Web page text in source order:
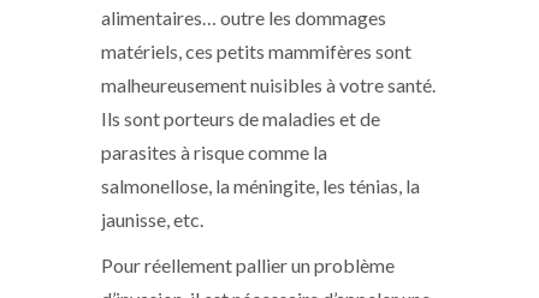
alimentaires… outre les dommages
matériels, ces petits mammifères sont
malheureusement nuisibles à votre santé.
Ils sont porteurs de maladies et de
parasites à risque comme la
salmonellose, la méningite, les ténias, la
jaunisse, etc.
Pour réellement pallier un problème